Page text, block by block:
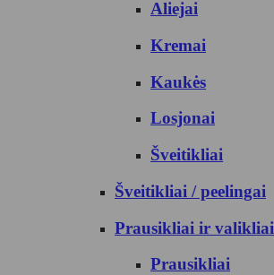
Aliejai
Kremai
Kaukės
Losjonai
Šveitikliai
Šveitikliai / peelingai
Prausikliai ir valikliai
Prausikliai